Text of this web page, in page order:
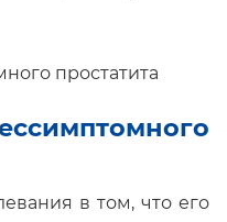
в том, что его